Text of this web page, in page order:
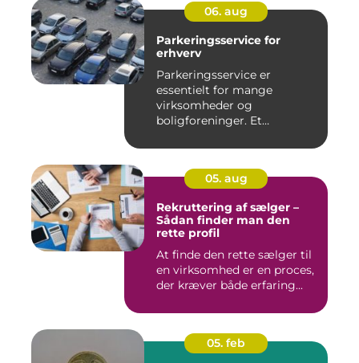
06. aug
Parkeringsservice for
erhverv
Parkeringsservice er
essentielt for mange
virksomheder og
boligforeninger. Et
05. aug
Rekruttering af sælger –
Sådan finder man den
rette profil
At finde den rette sælger til
en virksomhed er en proces,
der kræver både erfaring...
05. feb